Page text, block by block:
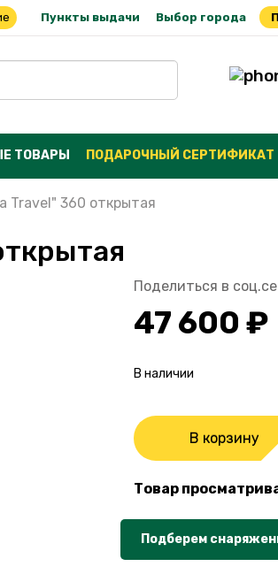
Пункты выдачи Выбор города
ТОВАРЫ ПОДАРОЧНЫЙ СЕРТИФИКАТ
Travel" 360 открытая
Поделиться в
47 600 ₽
В наличии
В корзину
Товар
Подберем